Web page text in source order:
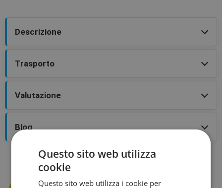
Descrizione
Trasporto
Valutazione
Blog
Il best seller del marchio
Questo sito web utilizza
cookie
Questo sito web utilizza i cookie per